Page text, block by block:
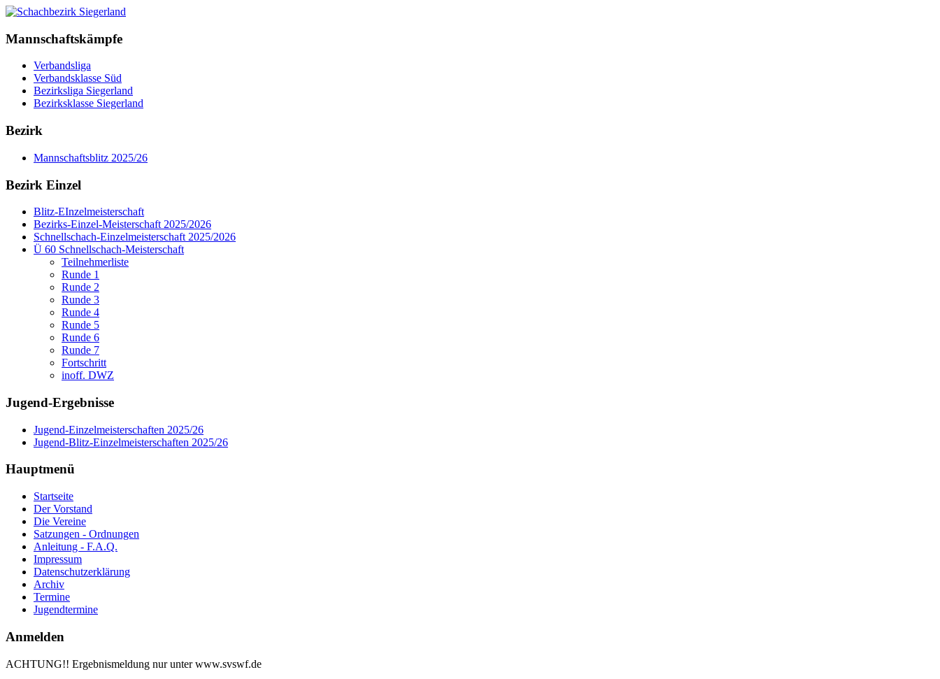
Mannschaftskämpfe
Verbandsliga
Verbandsklasse Süd
Bezirksliga Siegerland
Bezirksklasse Siegerland
Bezirk
Mannschaftsblitz 2025/26
Bezirk Einzel
Blitz-EInzelmeisterschaft
Bezirks-Einzel-Meisterschaft 2025/2026
Schnellschach-Einzelmeisterschaft 2025/2026
Ü 60 Schnellschach-Meisterschaft
Teilnehmerliste
Runde 1
Runde 2
Runde 3
Runde 4
Runde 5
Runde 6
Runde 7
Fortschritt
inoff. DWZ
Jugend-Ergebnisse
Jugend-Einzelmeisterschaften 2025/26
Jugend-Blitz-Einzelmeisterschaften 2025/26
Hauptmenü
Startseite
Der Vorstand
Die Vereine
Satzungen - Ordnungen
Anleitung - F.A.Q.
Impressum
Datenschutzerklärung
Archiv
Termine
Jugendtermine
Anmelden
ACHTUNG!! Ergebnismeldung nur unter www.svswf.de